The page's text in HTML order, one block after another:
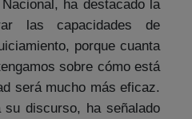
ha destacado la
las capacidades de
porque cuanta
sobre cómo está
será mucho más eficaz.
discurso, ha señalado